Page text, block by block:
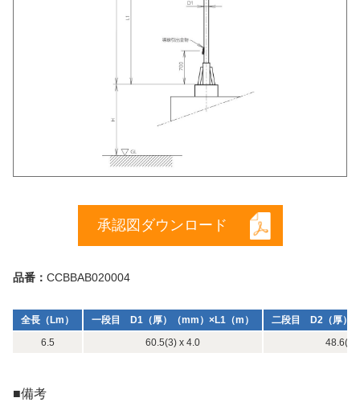
承認図ダウンロード
品番： CCBBAB020004
全長（Lm） 一段目 D1（厚）（mm）×L1（m）
二段目 D2（厚）
6.5
60.5(3) x 4.0 48.6(3)
■備考